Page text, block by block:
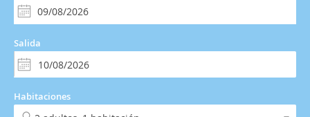
Salida
Habitaciones